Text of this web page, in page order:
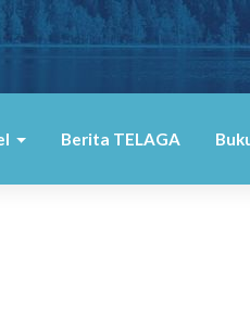
Berita TELAGA